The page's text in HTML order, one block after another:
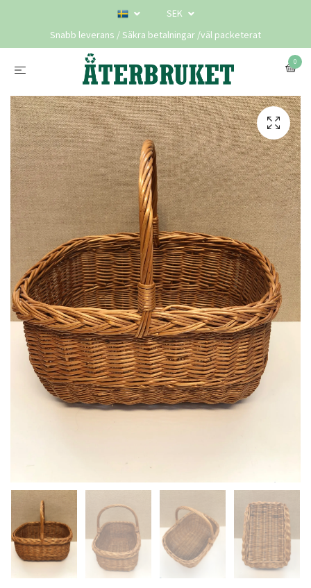
SEK
Snabb leverans / Säkra betalningar /väl packeterat
0